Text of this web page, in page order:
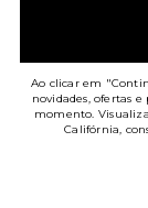
30 vendido
Chinelo
Ao clicar em
novidades, ofertas
momento.
Califórnia,